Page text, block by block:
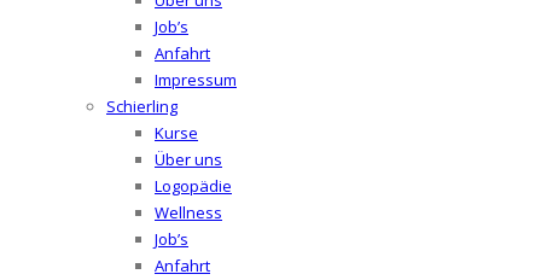
Job’s
Anfahrt
Impressum
Schierling
Kurse
Über uns
Logopädie
Wellness
Job’s
Anfahrt